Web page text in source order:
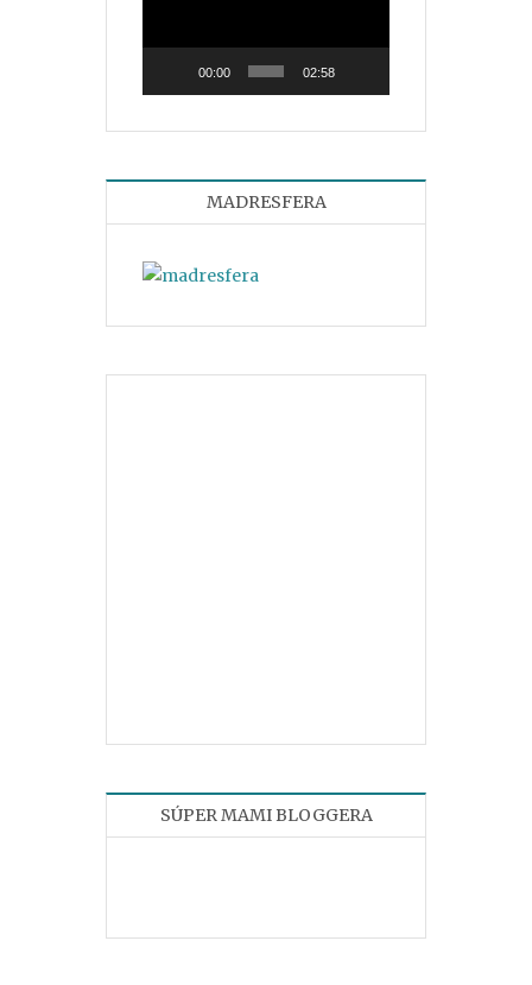
00:00 02:58
MADRESFERA
SÚPER MAMI BLOGGERA